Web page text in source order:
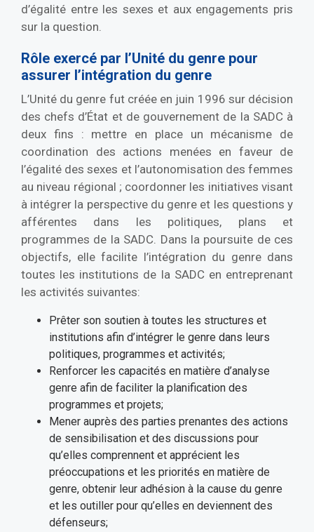
d’égalité entre les sexes et aux engagements pris
sur la question.
Rôle exercé par l’Unité du genre pour
assurer l’intégration du genre
L’Unité du genre fut créée en juin 1996 sur décision
des chefs d’État et de gouvernement de la SADC à
deux fins : mettre en place un mécanisme de
coordination des actions menées en faveur de
l’égalité des sexes et l’autonomisation des femmes
au niveau régional ; coordonner les initiatives visant
à intégrer la perspective du genre et les questions y
afférentes dans les politiques, plans et
programmes de la SADC. Dans la poursuite de ces
objectifs, elle facilite l’intégration du genre dans
toutes les institutions de la SADC en entreprenant
les activités suivantes:
Prêter son soutien à toutes les structures et
institutions afin d’intégrer le genre dans leurs
politiques, programmes et activités;
Renforcer les capacités en matière d’analyse
genre afin de faciliter la planification des
programmes et projets;
Mener auprès des parties prenantes des actions
de sensibilisation et des discussions pour
qu’elles comprennent et apprécient les
préoccupations et les priorités en matière de
genre, obtenir leur adhésion à la cause du genre
et les outiller pour qu’elles en deviennent des
défenseurs;